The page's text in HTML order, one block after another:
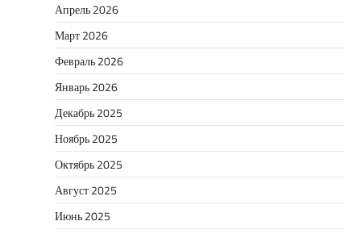
Апрель 2026
Март 2026
Февраль 2026
Январь 2026
Декабрь 2025
Ноябрь 2025
Октябрь 2025
Август 2025
Июнь 2025